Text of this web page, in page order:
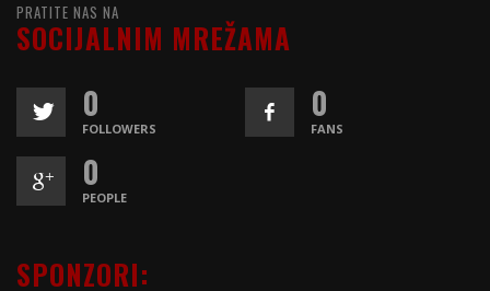
PRATITE NAS NA
SOCIJALNIM MREŽAMA
0
FOLLOWERS
0
FANS
0
PEOPLE
SPONZORI: